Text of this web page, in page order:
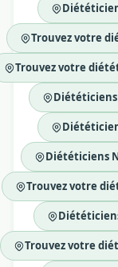
Trouvez votre
Trouvez votre
Diététiciens
Trouvez votre
Trouvez votre